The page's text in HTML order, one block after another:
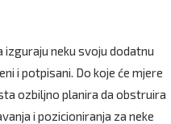
izguraju neku svoju dodatnu
i potpisani. Do koje će mjere
ozbiljno planira da obstruira
i pozicioniranja za neke